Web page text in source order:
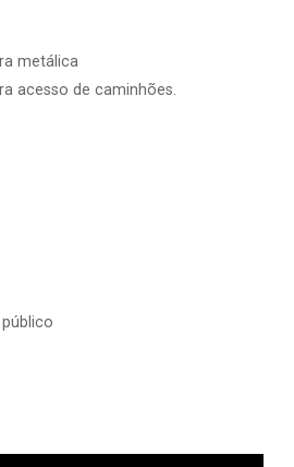
metálica
acesso de caminhões.